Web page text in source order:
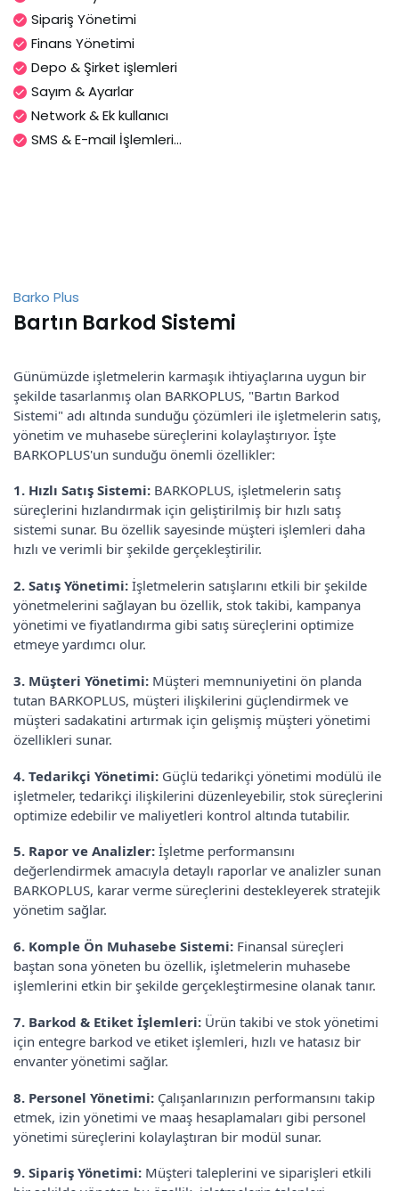
Sipariş Yönetimi
Finans Yönetimi
Depo & Şirket işlemleri
Sayım & Ayarlar
Network & Ek kullanıcı
SMS & E-mail İşlemleri...
Barko Plus
Bartın Barkod Sistemi
Günümüzde işletmelerin karmaşık ihtiyaçlarına uygun bir
şekilde tasarlanmış olan BARKOPLUS, "Bartın Barkod
Sistemi" adı altında sunduğu çözümleri ile işletmelerin satış,
yönetim ve muhasebe süreçlerini kolaylaştırıyor. İşte
BARKOPLUS'un sunduğu önemli özellikler:
1. Hızlı Satış Sistemi: BARKOPLUS, işletmelerin satış
süreçlerini hızlandırmak için geliştirilmiş bir hızlı satış
sistemi sunar. Bu özellik sayesinde müşteri işlemleri daha
hızlı ve verimli bir şekilde gerçekleştirilir.
2. Satış Yönetimi: İşletmelerin satışlarını etkili bir şekilde
yönetmelerini sağlayan bu özellik, stok takibi, kampanya
yönetimi ve fiyatlandırma gibi satış süreçlerini optimize
etmeye yardımcı olur.
3. Müşteri Yönetimi: Müşteri memnuniyetini ön planda
tutan BARKOPLUS, müşteri ilişkilerini güçlendirmek ve
müşteri sadakatini artırmak için gelişmiş müşteri yönetimi
özellikleri sunar.
4. Tedarikçi Yönetimi: Güçlü tedarikçi yönetimi modülü ile
işletmeler, tedarikçi ilişkilerini düzenleyebilir, stok süreçlerini
optimize edebilir ve maliyetleri kontrol altında tutabilir.
5. Rapor ve Analizler: İşletme performansını
değerlendirmek amacıyla detaylı raporlar ve analizler sunan
BARKOPLUS, karar verme süreçlerini destekleyerek stratejik
yönetim sağlar.
6. Komple Ön Muhasebe Sistemi: Finansal süreçleri
baştan sona yöneten bu özellik, işletmelerin muhasebe
işlemlerini etkin bir şekilde gerçekleştirmesine olanak tanır.
7. Barkod & Etiket İşlemleri: Ürün takibi ve stok yönetimi
için entegre barkod ve etiket işlemleri, hızlı ve hatasız bir
envanter yönetimi sağlar.
8. Personel Yönetimi: Çalışanlarınızın performansını takip
etmek, izin yönetimi ve maaş hesaplamaları gibi personel
yönetimi süreçlerini kolaylaştıran bir modül sunar.
9. Sipariş Yönetimi: Müşteri taleplerini ve siparişleri etkili